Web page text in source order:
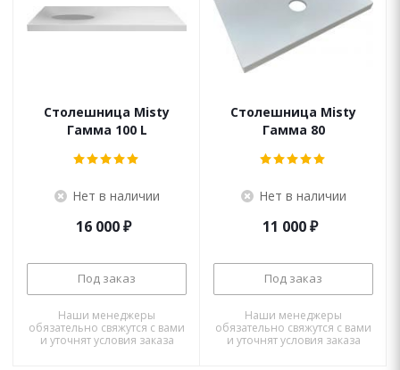
Столешница Misty
Гамма 100 L
Нет в наличии
16 000₽
Под заказ
Наши менеджеры
обязательно свяжутся с вами
и уточнят условия заказа
Столешница Misty
Гамма 80
Нет в наличии
11 000₽
Под заказ
Наши менеджеры
обязательно свяжутся с вами
и уточнят условия заказа